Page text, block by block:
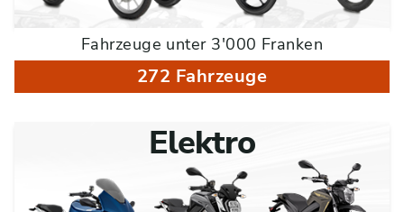
Fahrzeuge unter 3'000 Franken
272 Fahrzeuge
Elektro